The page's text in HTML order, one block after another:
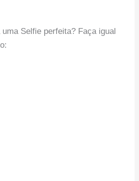
Selfie perfeita? Faça igual